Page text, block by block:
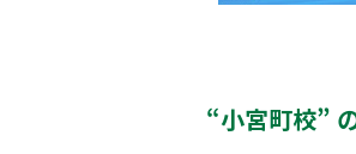
“小宮町校”